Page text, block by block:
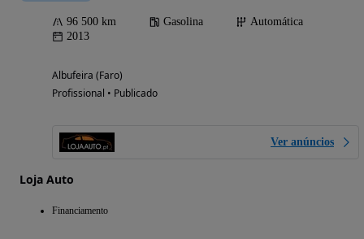
96 500 km Gasolina
Automática
2013
Albufeira (Faro)
Profissional • Publicado
Ver anúncios
Loja Auto
Financiamento